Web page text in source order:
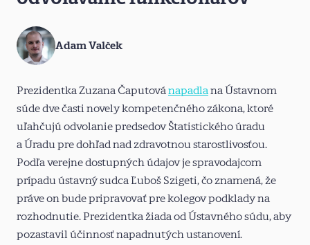
Adam Valček
Prezidentka Zuzana Čaputovánapadlana Ústavnom
súde dve časti novely kompetenčného zákona, ktoré
uľahčujú odvolanie predsedov Štatistického úradu
a Úradu pre dohľad nad zdravotnou starostlivosťou.
Podľa verejne dostupných údajov je spravodajcom
prípadu ústavný sudca Ľuboš Szigeti, čo znamená, že
práve on bude pripravovať pre kolegov podklady na
rozhodnutie. Prezidentka žiada od Ústavného súdu, aby
pozastavil účinnosť napadnutých ustanovení.